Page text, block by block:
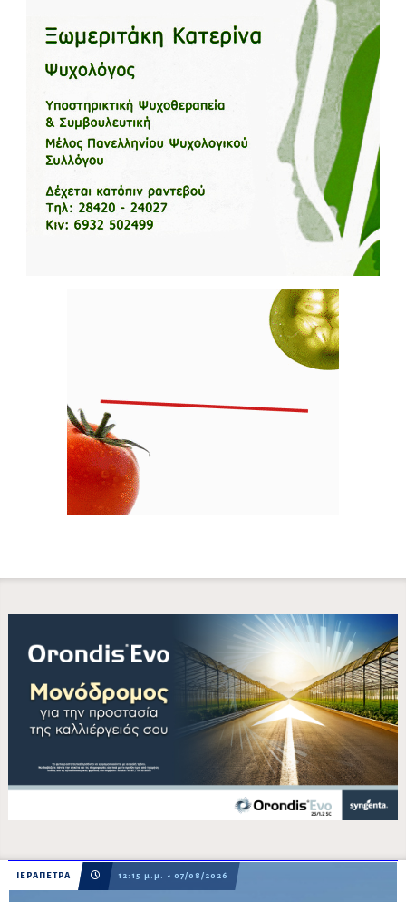
ΙΕΡΑΠΕΤΡΑ 12:15 μ.μ. - 07/08/2026